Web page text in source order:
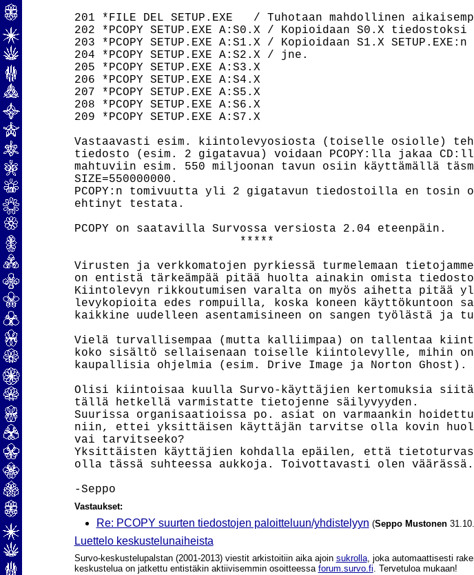
201 *FILE DEL SETUP.EXE   / Tuhotaan mahdollinen
202 *PCOPY SETUP.EXE A:S0.X / Kopioidaan S0.X tiedostoksi
203 *PCOPY SETUP.EXE A:S1.X / Kopioidaan S1.X
204 *PCOPY SETUP.EXE A:S2.X / jne.
205 *PCOPY SETUP.EXE A:S3.X
206 *PCOPY SETUP.EXE A:S4.X
207 *PCOPY SETUP.EXE A:S5.X
208 *PCOPY SETUP.EXE A:S6.X
209 *PCOPY SETUP.EXE A:S7.X
Vastaavasti esim. kiintolevyosiosta (toiselle osiolle)
tiedosto (esim. 2 gigatavua) voidaan PCOPY:lla jakaa
mahtuviin esim. 550 miljoonan tavun osiin käyttämällä
SIZE=550000000.
PCOPY:n tomivuutta yli 2 gigatavun tiedostoilla en tosin
ehtinyt testata.
PCOPY on saatavilla Survossa versiosta 2.04 eteenpäin.
                        *****
Virusten ja verkkomatojen pyrkiessä turmelemaan tietojamme
on entistä tärkeämpää pitää huolta ainakin omista
Kiintolevyn rikkoutumisen varalta on myös aihetta pitää
levykopioita edes rompuilla, koska koneen käyttökuntoon
kaikkine uudelleen asentamisineen on sangen työlästä ja
Vielä turvallisempaa (mutta kalliimpaa) on tallentaa
koko sisältö sellaisenaan toiselle kiintolevylle, mihin
kaupallisia ohjelmia (esim. Drive Image ja Norton Ghost).
Olisi kiintoisaa kuulla Survo-käyttäjien kertomuksia
tällä hetkellä varmistatte tietojenne säilyvyyden.
Suurissa organisaatioissa po. asiat on varmaankin
niin, ettei yksittäisen käyttäjän tarvitse olla kovin
vai tarvitseeko?
Yksittäisten käyttäjien kohdalla epäilen, että
olla tässä suhteessa aukkoja. Toivottavasti olen väärässä.
Vastaukset:
Re: PCOPY suurten tiedostojen paloitteluun/yhdistelyyn (Seppo Mustonen
Luettelo keskustelunaiheista
Survo-keskustelupalstan (2001-2013) viestit arkistoitiin aika ajoin sukrolla, joka automaattisesti
keskustelua on jatkettu entistäkin aktiivisemmin osoitteessa forum.survo.fi. Tervetuloa mukaan!